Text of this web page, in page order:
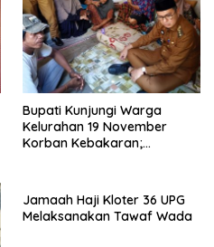
Bupati Kunjungi Warga
Kelurahan 19 November
Korban Kebakaran;
Jamaah Haji Kloter 36 UPG
Melaksanakan Tawaf Wada